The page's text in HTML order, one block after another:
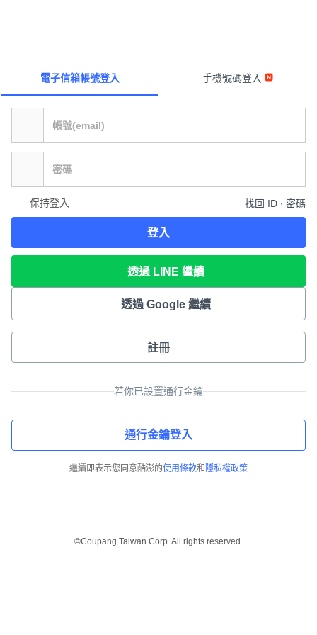
電子信箱帳號登入 手機號碼登入
保持登入 找回 ID ∙ 密碼
登入
透過 LINE 繼續
透過 Google 繼續
註冊
若你已設置通行金鑰
通行金鑰登入
繼續即表示您同意酷澎的使用條款和 隱私權政策
©Coupang Taiwan Corp. All rights reserved.